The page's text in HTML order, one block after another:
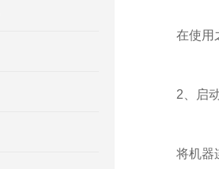
在使用之
2、启动
将机器连